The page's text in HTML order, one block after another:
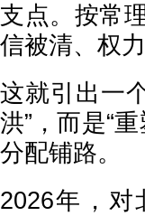
支点。按常
信被清、权
这就引出一
洪”，而是“
分配铺路。
2026年，